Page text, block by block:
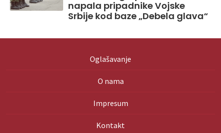
napala pripadnike Vojske
Srbije kod baze „Debela glava“
Oglašavanje
O nama
Impresum
Kontakt